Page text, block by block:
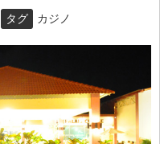
タグ カジノ